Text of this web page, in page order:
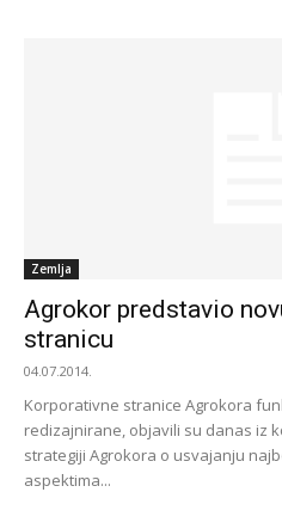
Zemlja
Agrokor predstavio
stranicu
04.07.2014.
Korporativne stranice Agrokora
redizajnirane, objavili su danas iz
strategiji Agrokora o usvajanju
aspektima...